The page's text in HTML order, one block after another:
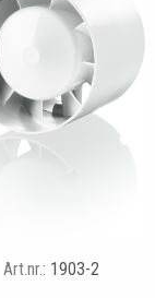
Art.nr.: 1903-2